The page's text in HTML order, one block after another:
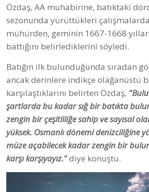
Özdaş, AA muhabirine, batıktaki
sezonunda yürüttükleri
mühürden, geminin 1667-1668
battığını belirlediklerini söyledi.
Batığın ilk bulunduğunda sıradan
ancak derinlere indikçe olağanüstü
karşılaştıklarını belirten Özdaş,
şartlarda bu kadar sığ bir batıkta
zengin bir çeşitliliğe sahip ve sayısal
yüksek. Osmanlı dönemi denizciliğine
müze açabilecek kadar zengin bir
karşı karşıyayız."diye konuştu.